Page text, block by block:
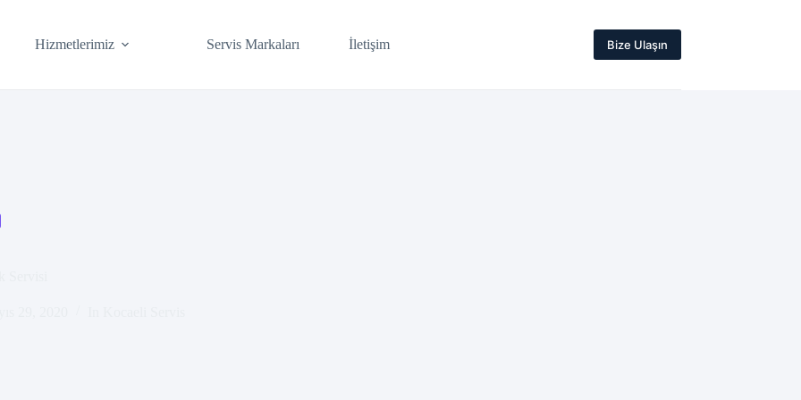
Hizmetlerimiz Servis Markaları İletişim Bize Ulaşın